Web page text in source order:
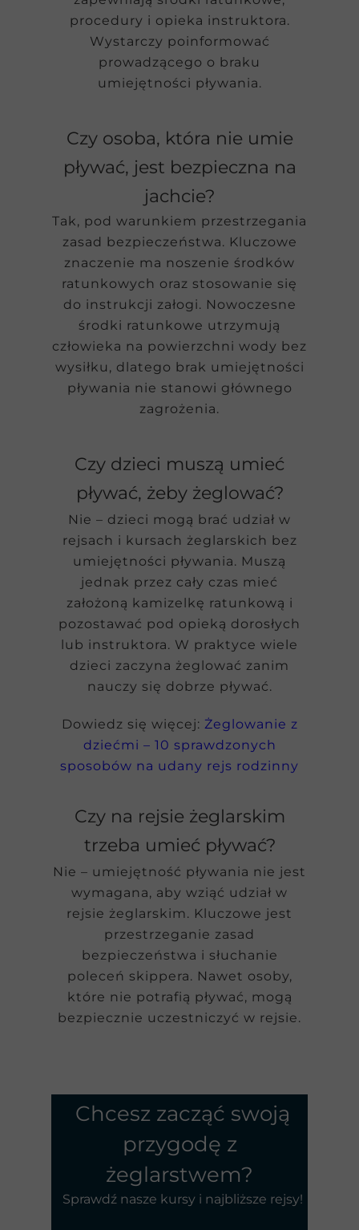
Chcesz zacząć swoją
przygodę z
żeglarstwem?
Sprawdź nasze kursy i najbliższe rejsy!
procedury i opieka instruktora.
Wystarczy poinformować
prowadzącego o braku
umiejętności pływania.
Czy osoba, która nie umie
pływać, jest bezpieczna na
jachcie?
Tak, pod warunkiem przestrzegania
zasad bezpieczeństwa. Kluczowe
znaczenie ma noszenie środków
ratunkowych oraz stosowanie się
do instrukcji załogi. Nowoczesne
środki ratunkowe utrzymują
człowieka na powierzchni wody bez
wysiłku, dlatego brak umiejętności
pływania nie stanowi głównego
zagrożenia.
Czy dzieci muszą umieć
pływać, żeby żeglować?
Nie – dzieci mogą brać udział w
rejsach i kursach żeglarskich bez
umiejętności pływania. Muszą
jednak przez cały czas mieć
założoną kamizelkę ratunkową i
pozostawać pod opieką dorosłych
lub instruktora. W praktyce wiele
dzieci zaczyna żeglować zanim
nauczy się dobrze pływać.
Dowiedz się więcej: Żeglowanie z
dziećmi – 10 sprawdzonych
sposobów na udany rejs rodzinny
Czy na rejsie żeglarskim
trzeba umieć pływać?
Nie – umiejętność pływania nie jest
wymagana, aby wziąć udział w
rejsie żeglarskim. Kluczowe jest
przestrzeganie zasad
bezpieczeństwa i słuchanie
poleceń skippera. Nawet osoby,
które nie potrafią pływać, mogą
bezpiecznie uczestniczyć w rejsie.